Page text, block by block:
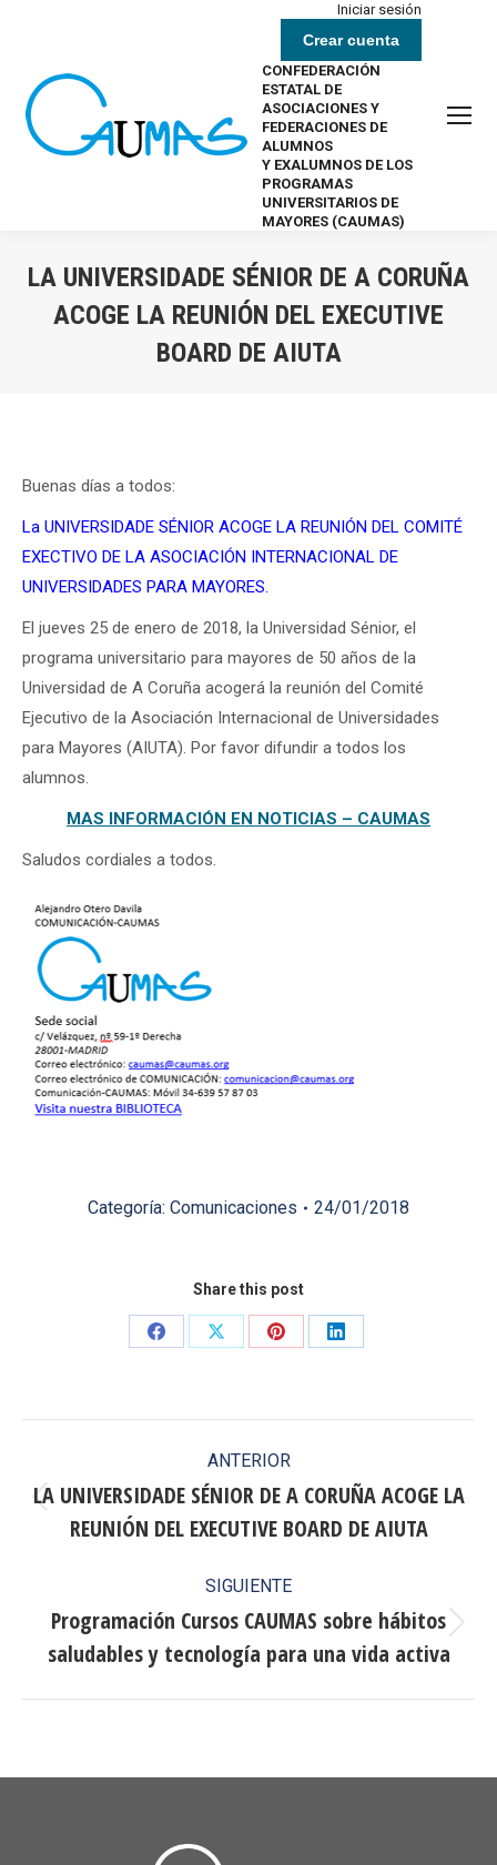
Iniciar sesión
Crear cuenta
CONFEDERACIÓN
ESTATAL DE
ASOCIACIONES Y
FEDERACIONES DE
ALUMNOS
Y EXALUMNOS DE LOS
PROGRAMAS
UNIVERSITARIOS DE
MAYORES (CAUMAS)
LA UNIVERSIDADE SÉNIOR DE A CORUÑA
ACOGE LA REUNIÓN DEL EXECUTIVE
BOARD DE AIUTA
Buenas días a todos:
La UNIVERSIDADE SÉNIOR ACOGE LA REUNIÓN DEL COMITÉ
EXECTIVO DE LA ASOCIACIÓN INTERNACIONAL DE
UNIVERSIDADES PARA MAYORES.
El jueves 25 de enero de 2018, la Universidad Sénior, el
programa universitario para mayores de 50 años de la
Universidad de A Coruña acogerá la reunión del Comité
Ejecutivo de la Asociación Internacional de Universidades
para Mayores (AIUTA). Por favor difundir a todos los
alumnos.
MAS INFORMACIÓN EN NOTICIAS – CAUMAS
Saludos cordiales a todos.
Categoría: Comunicaciones 24/01/2018
Share this post
Share
Share
Share
Share
entre
publicaciones
ANTERIOR
Publicación
anterior:
LA UNIVERSIDADE SÉNIOR DE A CORUÑA ACOGE LA
REUNIÓN DEL EXECUTIVE BOARD DE AIUTA
SIGUIENTE
Publicación
siguiente:
Programación Cursos CAUMAS sobre hábitos
saludables y tecnología para una vida activa